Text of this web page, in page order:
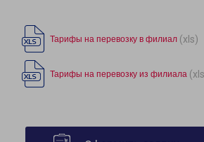
Тарифы на перевозку в филиал (xls)
Тарифы на перевозку из филиала